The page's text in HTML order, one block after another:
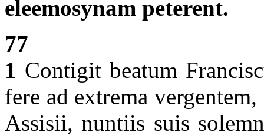
eleemosynam peterent.
77
1 Contigit beatum
fere ad extrema
Assisii, nuntiis suis